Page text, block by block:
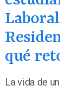
qué
La vida de